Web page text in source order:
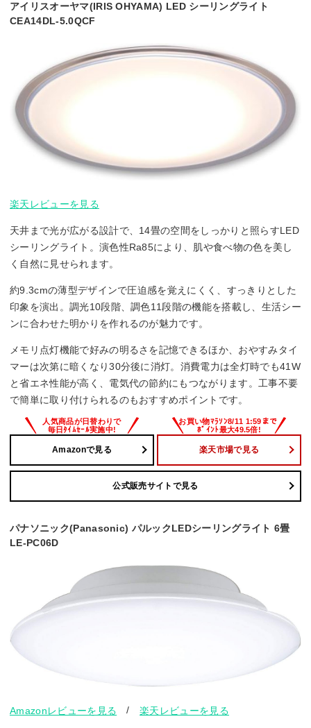
アイリスオーヤマ(IRIS OHYAMA) LED シーリングライト
CEA14DL-5.0QCF
楽天レビューを見る
天井まで光が広がる設計で、14畳の空間をしっかりと照らすLED
シーリングライト。演色性Ra85により、肌や食べ物の色を美し
く自然に見せられます。
約9.3cmの薄型デザインで圧迫感を覚えにくく、すっきりとした
印象を演出。調光10段階、調色11段階の機能を搭載し、生活シー
ンに合わせた明かりを作れるのが魅力です。
メモリ点灯機能で好みの明るさを記憶できるほか、おやすみタイ
マーは次第に暗くなり30分後に消灯。消費電力は全灯時でも41W
と省エネ性能が高く、電気代の節約にもつながります。工事不要
で簡単に取り付けられるのもおすすめポイントです。
Amazonで見る 楽天市場で見る
公式販売サイトで見る
パナソニック(Panasonic) パルックLEDシーリングライト 6畳
LE-PC06D
Amazonレビューを見る /楽天レビューを見る